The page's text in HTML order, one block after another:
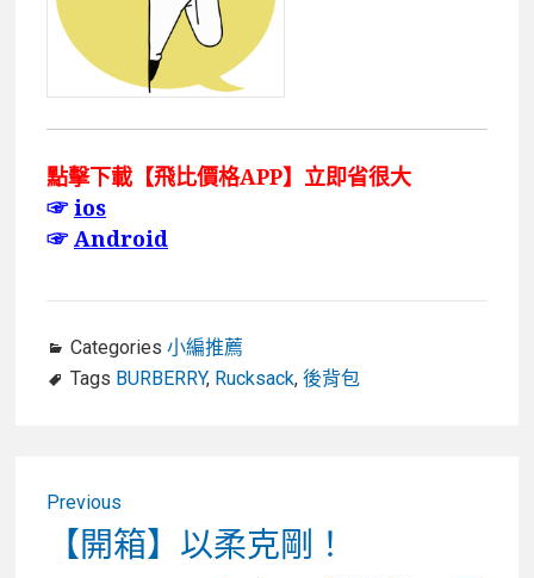
點擊下載【飛比價格APP】立即省很大
☞ios
☞Android
Categories 小編推薦
Tags BURBERRY, Rucksack, 後背包
Previous
Previous
post:
【開箱】以柔克剛！